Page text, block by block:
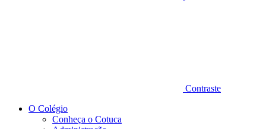
Contraste
O Colégio
Conheça o Cotuca